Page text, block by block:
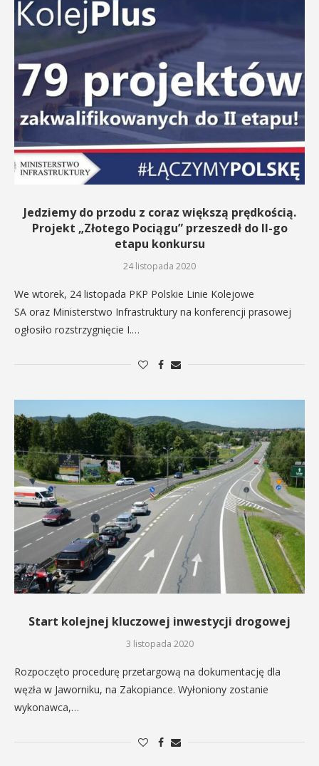
Jedziemy do przodu z coraz większą prędkością.
Projekt „Złotego Pociągu” przeszedł do II-go
etapu konkursu
24 listopada 2020
We wtorek, 24 listopada PKP Polskie Linie Kolejowe
SA oraz Ministerstwo Infrastruktury na konferencji prasowej
ogłosiło rozstrzygnięcie I.…
Start kolejnej kluczowej inwestycji drogowej
3 listopada 2020
Rozpoczęto procedurę przetargową na dokumentację dla
węzła w Jaworniku, na Zakopiance. Wyłoniony zostanie
wykonawca,…